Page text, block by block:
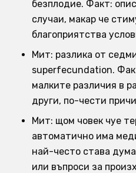
безплодие. Факт:
случаи, макар че
благоприятства
Мит: разлика от
superfecundation.
малките различия в
други, по-чести
Мит: щом човек чуе
автоматично има
най-често става
или въпроси за